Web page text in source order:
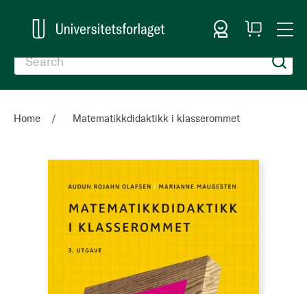
Sign In
My
Cart
Home Matematikkdidaktikk i klasserommet